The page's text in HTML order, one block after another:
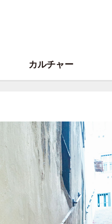
カルチャー